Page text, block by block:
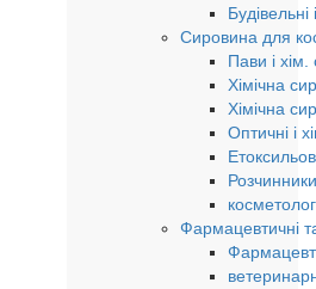
Сировина для
Пави і
Хімічна
Хімічна
Оптичні і
Фармацевтичні